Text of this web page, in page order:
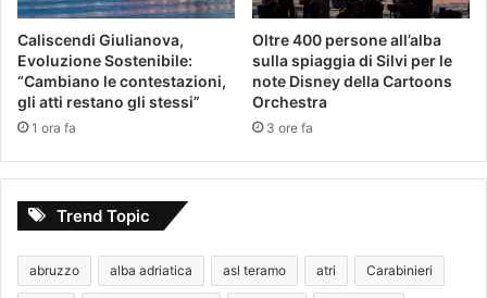
Caliscendi Giulianova,
Evoluzione Sostenibile:
“Cambiano le contestazioni,
gli atti restano gli stessi”
1 ora fa
​Oltre 400 persone all’alba
sulla spiaggia di Silvi per le
note Disney della Cartoons
Orchestra
3 ore fa
Trend Topic
abruzzo alba adriatica asl teramo atri Carabinieri